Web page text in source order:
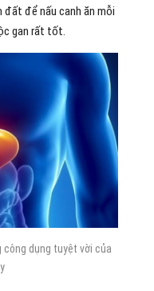
đất để nấu canh ăn mỗi
gan rất tốt.
dụng tuyệt vời của